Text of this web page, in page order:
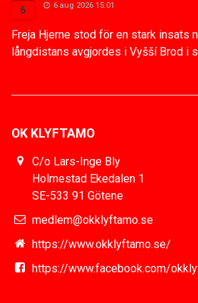
6 6 aug 2026 15:01
Freja Hjerne stod för en stark insats
långdistans avgjordes i Vyšší Brod i
OK KLYFTAMO
C/o Lars-Inge Bly
Holmestad Ekedalen 1
SE-533 91 Götene
medlem@okklyftamo.se
https://www.okklyftamo.se/
https://www.facebook.com/